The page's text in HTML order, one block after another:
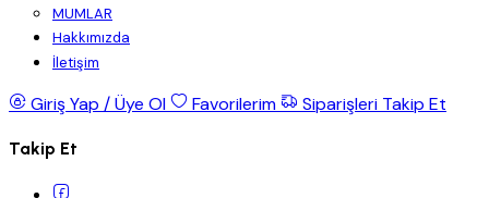
MUMLAR
Hakkımızda
İletişim
Giriş Yap / Üye Ol Favorilerim Siparişleri Takip Et
Takip Et